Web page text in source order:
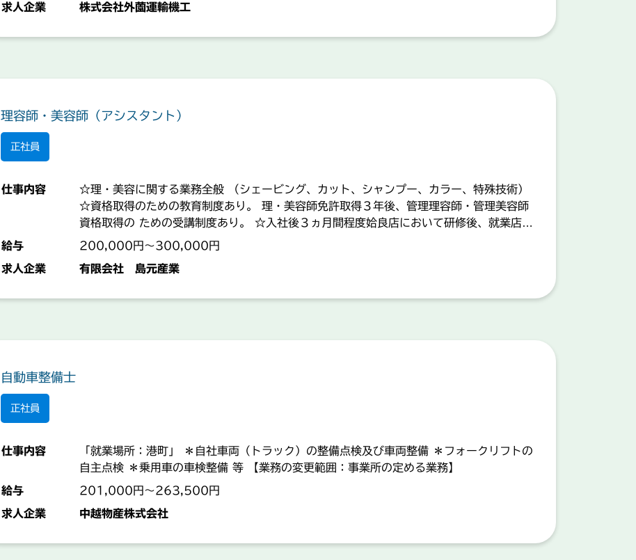
求人企業 株式会社外薗運輸機工
理容師・美容師（アシスタント）
正社員
仕事内容
☆理・美容に関する業務全般 （シェービング、カット、シャンプー、カラー、特殊技術）
☆資格取得のための教育制度あり。 理・美容師免許取得３年後、管理理容師・管理美容師
資格取得の ための受講制度あり。 ☆入社後３ヵ月間程度姶良店において研修後、就業店舗
を決定しま す。 ◆短時間勤務・アルバイトも可能です◆ 【業務の変更範囲：事業所の定
給与 200,000円～300,000円
求人企業 有限会社 島元産業
自動車整備士
正社員
仕事内容
「就業場所：港町」 ＊自社車両（トラック）の整備点検及び車両整備 ＊フォークリフトの
自主点検 ＊乗用車の車検整備 等 【業務の変更範囲：事業所の定める業務】
給与 201,000円～263,500円
求人企業 中越物産株式会社